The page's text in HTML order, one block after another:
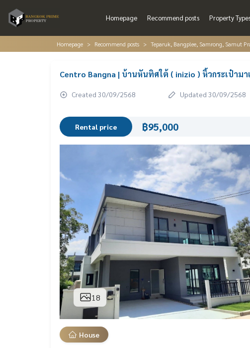
Homepage Recommend posts Property
Homepage Recommend posts Teparuk, Bangplee, Samrong, Samut
Centro Bangna | บ้านหันทิศใต้ ( inizio ) หิ้วกระเป๋ามา
Created 30/09/2568 Updated 30/09/2568
Rental price ฿95,000
18
House